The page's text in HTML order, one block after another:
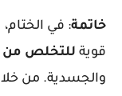
خاتمة: في
قوية للتخلص من
والجسدية. من